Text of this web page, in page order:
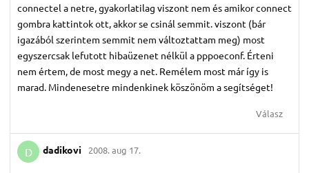
connectel a netre, gyakorlatilag viszont nem és amikor connect
gombra kattintok ott, akkor se csinál semmit. viszont (bár
igazából szerintem semmit nem változtattam meg) most
egyszercsak lefutott hibaüzenet nélkül a pppoeconf. Érteni
nem értem, de most megy a net. Remélem most már így is
marad. Mindenesetre mindenkinek köszönöm a segítséget!
Válasz
D dadikovi 2008. aug 17.